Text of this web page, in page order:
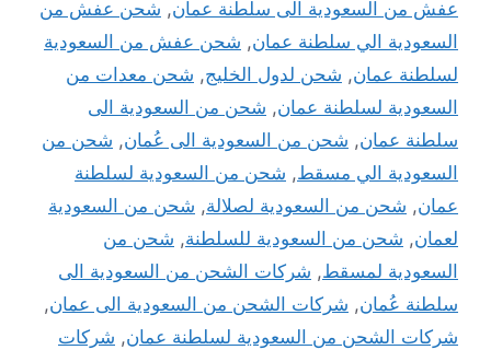
عفش من السعودية الى سلطنة عمان, شحن عفش من
السعودية الي سلطنة عمان, شحن عفش من السعودية
لسلطنة عمان, شحن لدول الخليج, شحن معدات من
السعودية لسلطنة عمان, شحن من السعودية الى
سلطنة عمان, شحن من السعودية الى عُمان, شحن من
السعودية الي مسقط, شحن من السعودية لسلطنة
عمان, شحن من السعودية لصلالة, شحن من السعودية
لعمان, شحن من السعودية للسلطنة, شحن من
السعودية لمسقط, شركات الشحن من السعودية الى
سلطنة عُمان, شركات الشحن من السعودية الى عمان,
شركات الشحن من السعودية لسلطنة عمان, شركات